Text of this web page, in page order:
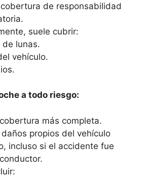
de responsabilidad
suele cubrir:
de lunas.
vehículo.
a todo riesgo:
más completa.
propios del vehículo
incluso si el accidente fue